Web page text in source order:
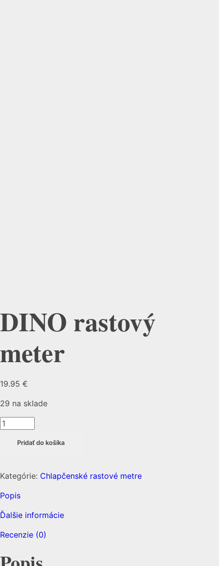
DINO rastový
meter
19.95 €
29 na sklade
Pridať do košíka
Kategórie: Chlapčenské rastové metre
Popis
Ďalšie informácie
Recenzie (0)